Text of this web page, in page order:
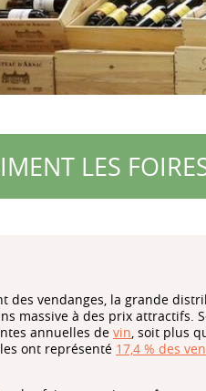
LES
des vendanges, la grande
massive à des prix attractifs.
annuelles de vin , soit plus
ont représenté 17,4 % des